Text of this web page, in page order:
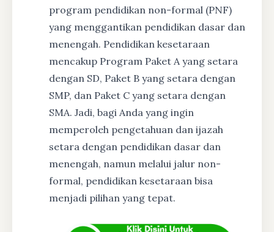
program pendidikan non-formal (PNF)
yang menggantikan pendidikan dasar dan
menengah. Pendidikan kesetaraan
mencakup Program Paket A yang setara
dengan SD, Paket B yang setara dengan
SMP, dan Paket C yang setara dengan
SMA. Jadi, bagi Anda yang ingin
memperoleh pengetahuan dan ijazah
setara dengan pendidikan dasar dan
menengah, namun melalui jalur non-
formal, pendidikan kesetaraan bisa
menjadi pilihan yang tepat.